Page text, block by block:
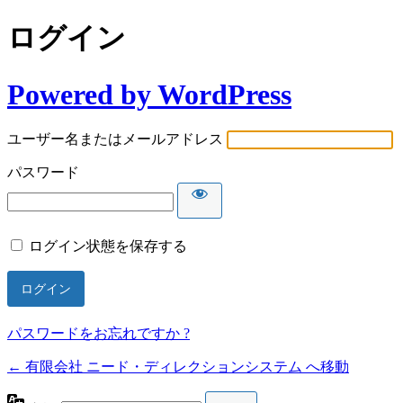
ログイン
Powered by WordPress
ユーザー名またはメールアドレス
パスワード
ログイン状態を保存する
パスワードをお忘れですか ?
← 有限会社 ニード・ディレクションシステム へ移動